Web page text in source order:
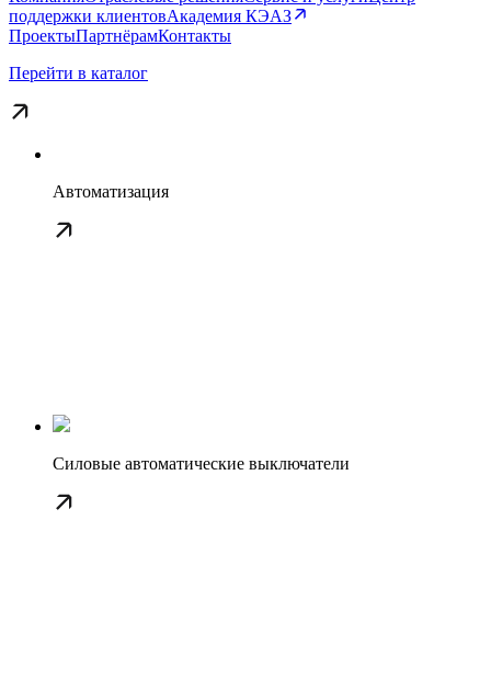
поддержки клиентовАкадемия КЭАЗ
ПроектыПартнёрамКонтакты
Перейти в каталог
Автоматизация
Силовые автоматические выключатели